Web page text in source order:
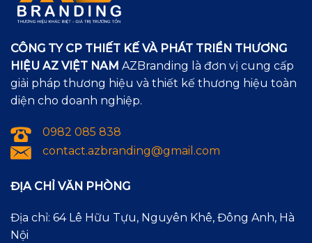
CÔNG TY CP THIẾT KẾ VÀ PHÁT TRIỂN THƯƠNG
HIỆU AZ VIỆT NAM AZBranding là đơn vị cung cấp
giải pháp thương hiệu và thiết kế thương hiệu toàn
diện cho doanh nghiệp.
0982 085 838
contact.azbranding@gmail.com
ĐỊA CHỈ VĂN PHÒNG
Địa chỉ: 64 Lê Hữu Tựu, Nguyên Khê, Đông Anh, Hà
Nội